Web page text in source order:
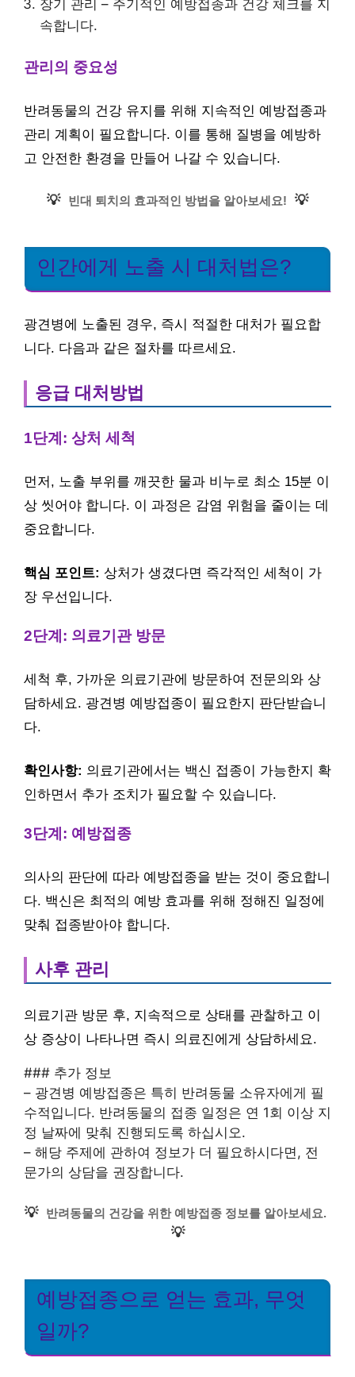
장기 관리 – 주기적인 예방접종과 건강 체크를 지
속합니다.
관리의 중요성
반려동물의 건강 유지를 위해 지속적인 예방접종과
관리 계획이 필요합니다. 이를 통해 질병을 예방하
고 안전한 환경을 만들어 나갈 수 있습니다.
💡 빈대 퇴치의 효과적인 방법을 알아보세요! 💡
인간에게 노출 시 대처법은?
광견병에 노출된 경우, 즉시 적절한 대처가 필요합
니다. 다음과 같은 절차를 따르세요.
응급 대처방법
1단계: 상처 세척
먼저, 노출 부위를 깨끗한 물과 비누로 최소 15분 이
상 씻어야 합니다. 이 과정은 감염 위험을 줄이는 데
중요합니다.
핵심 포인트: 상처가 생겼다면 즉각적인 세척이 가
장 우선입니다.
2단계: 의료기관 방문
세척 후, 가까운 의료기관에 방문하여 전문의와 상
담하세요. 광견병 예방접종이 필요한지 판단받습니
다.
확인사항: 의료기관에서는 백신 접종이 가능한지 확
인하면서 추가 조치가 필요할 수 있습니다.
3단계: 예방접종
의사의 판단에 따라 예방접종을 받는 것이 중요합니
다. 백신은 최적의 예방 효과를 위해 정해진 일정에
맞춰 접종받아야 합니다.
사후 관리
의료기관 방문 후, 지속적으로 상태를 관찰하고 이
상 증상이 나타나면 즉시 의료진에게 상담하세요.
### 추가 정보
– 광견병 예방접종은 특히 반려동물 소유자에게 필
수적입니다. 반려동물의 접종 일정은 연 1회 이상 지
정 날짜에 맞춰 진행되도록 하십시오.
– 해당 주제에 관하여 정보가 더 필요하시다면, 전
문가의 상담을 권장합니다.
💡 반려동물의 건강을 위한 예방접종 정보를 알아보세요.
💡
예방접종으로 얻는 효과, 무엇
일까?